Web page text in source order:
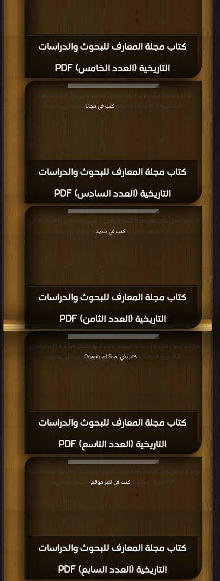
كتاب مجلة المعارف للبحوث والدراسات
التاريخية (العدد الخامس) PDF
كتاب مجلة المعارف للبحوث والدراسات
التاريخية (العدد السادس) PDF
قراءة و تحميل كتاب كتاب مجلة المعارف للبحوث والدراسات التاريخية (العدد
السادس) PDF مجانا | مكتبة >
كتب في مجانا | التحميل : مرة/مرات
كتاب مجلة المعارف للبحوث والدراسات
التاريخية (العدد الثامن) PDF
قراءة و تحميل كتاب كتاب مجلة المعارف للبحوث والدراسات التاريخية (العدد الثامن)
PDF مجانا | مكتبة >
كتب في جديد | التحميل : مرة/مرات
كتاب مجلة المعارف للبحوث والدراسات
التاريخية (العدد التاسع) PDF
قراءة و تحميل كتاب كتاب مجلة المعارف للبحوث والدراسات التاريخية (العدد التاسع)
PDF مجانا | مكتبة >
كتب في Download Free | التحميل : مرة/مرات
كتاب مجلة المعارف للبحوث والدراسات
التاريخية (العدد السابع) PDF
قراءة و تحميل كتاب كتاب مجلة المعارف للبحوث والدراسات التاريخية (العدد السابع)
PDF مجانا | مكتبة >
كتب في اكبر موقع | التحميل : مرة/مرات